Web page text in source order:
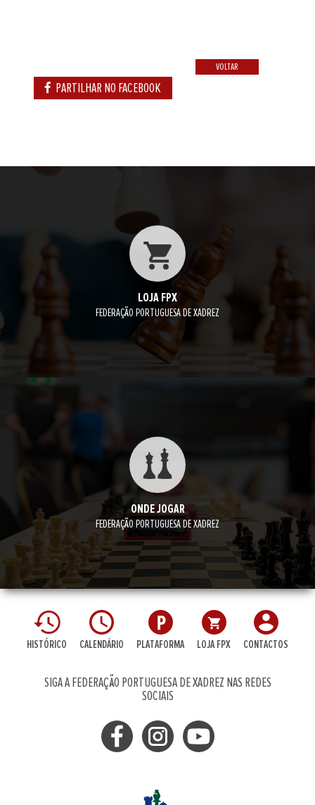
VOLTAR
PARTILHAR NO FACEBOOK
LOJA FPX
FEDERAÇÃO PORTUGUESA DE XADREZ
ONDE JOGAR
FEDERAÇÃO PORTUGUESA DE XADREZ
HISTÓRICO CALENDÁRIO PLATAFORMA LOJA FPX CONTACTOS
SIGA A FEDERAÇÃO PORTUGUESA DE XADREZ NAS REDES
SOCIAIS